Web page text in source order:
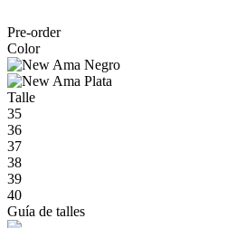
Pre-order
Color
Talle
35
36
37
38
39
40
Guía de talles